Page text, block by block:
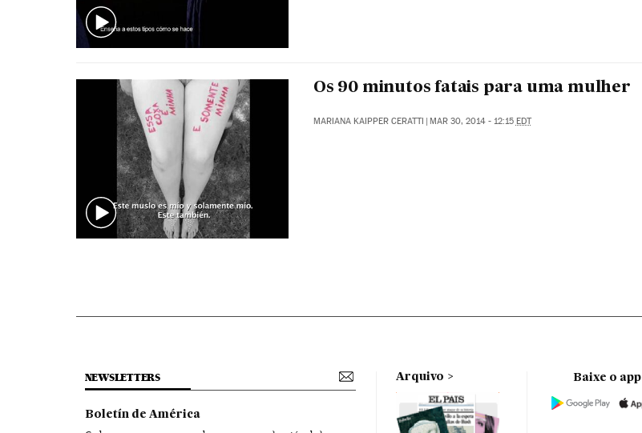
Os 90 minutos fatais para uma mulher
MARIANA KAIPPER CERATTI MAR 30, 2014 - 12:15 EDT
NEWSLETTERS
Boletín de América
Arquivo Baixe o app